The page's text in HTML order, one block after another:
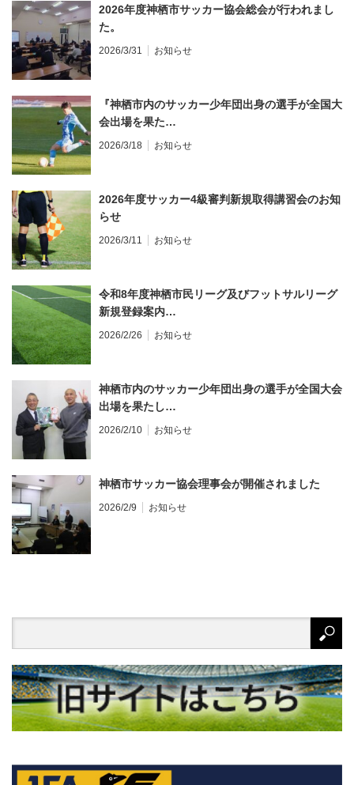
2026年度神栖市サッカー協会総会が行われまし
た。
2026/3/31 お知らせ
『神栖市内のサッカー少年団出身の選手が全国大
会出場を果た…
2026/3/18 お知らせ
2026年度サッカー4級審判新規取得講習会のお知
らせ
2026/3/11 お知らせ
令和8年度神栖市民リーグ及びフットサルリーグ
新規登録案内…
2026/2/26 お知らせ
神栖市内のサッカー少年団出身の選手が全国大会
出場を果たし…
2026/2/10 お知らせ
神栖市サッカー協会理事会が開催されました
2026/2/9 お知らせ